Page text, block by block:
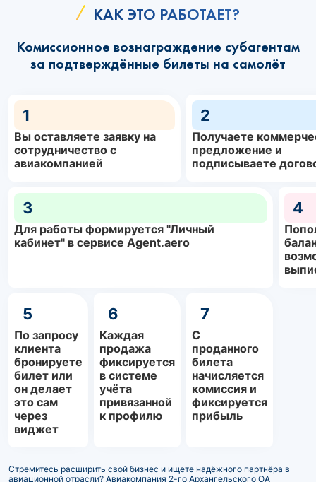
КАК ЭТО РАБОТАЕТ?
Комиссионное вознаграждение субагентам
за подтверждённые билеты на самолёт
1
Вы оставляете заявку на
сотрудничество с
авиакомпанией
2
Получаете
предложение и
подписываете
3
Для работы формируется "Личный
кабинет" в сервисе Agent.aero
4
5
По запросу
клиента
бронируете
билет или
он делает
это сам
через
виджет
6
Каждая
продажа
фиксируется
в системе
учёта
привязанной
к профилю
7
С
проданного
билета
начисляется
комиссия и
фиксируется
прибыль
Стремитесь расширить свой бизнес и ищете надёжного партнёра в
авиационной отрасли? Авиакомпания 2-го Архангельского ОА